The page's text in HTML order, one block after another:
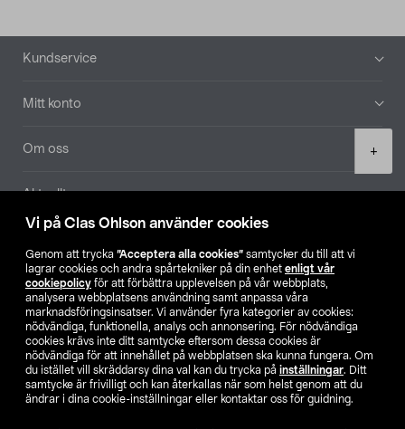
Vi på Clas Ohlson använder cookies
Genom att trycka ”Acceptera alla cookies” samtycker du till att vi
lagrar cookies och andra spårtekniker på din enhet enligt vår
cookiepolicy för att förbättra upplevelsen på vår webbplats,
analysera webbplatsens användning samt anpassa våra
marknadsföringsinsatser. Vi använder fyra kategorier av cookies:
nödvändiga, funktionella, analys och annonsering. För nödvändiga
cookies krävs inte ditt samtycke eftersom dessa cookies är
nödvändiga för att innehållet på webbplatsen ska kunna fungera. Om
du istället vill skräddarsy dina val kan du trycka på inställningar. Ditt
samtycke är frivilligt och kan återkallas när som helst genom att du
ändrar i dina cookie-inställningar eller kontaktar oss för guidning.
+
Sidfot
Kundservice
Mitt konto
Om oss
Aktuellt
Hitta butik
SE NO FI